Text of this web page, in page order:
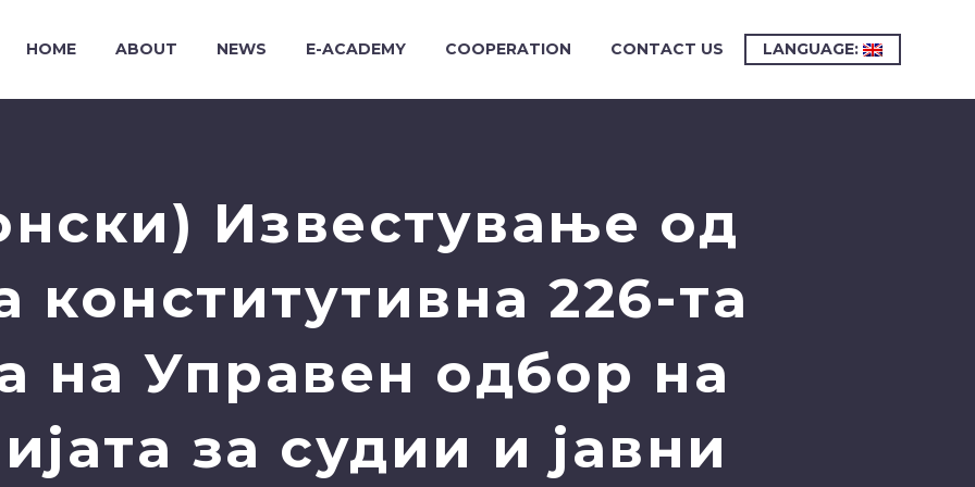
HOME ABOUT NEWS E-ACADEMY COOPERATION CONTACT US LANGUAGE:
Известување од
конститутивна 226-та
на Управен одбор на
за судии и јавни